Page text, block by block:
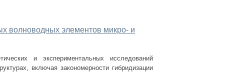
волноводных элементов микро- и
и экспериментальных исследований
включая закономерности гибридизации